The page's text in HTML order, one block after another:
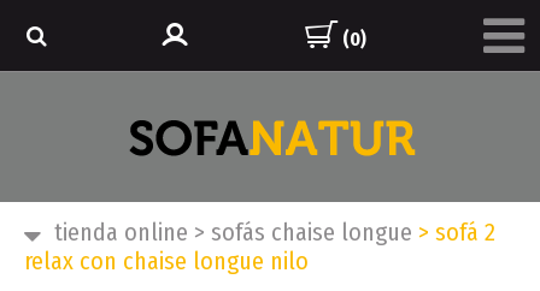
(0)
tienda online > sofás chaise longue > sofá 2
relax con chaise longue nilo